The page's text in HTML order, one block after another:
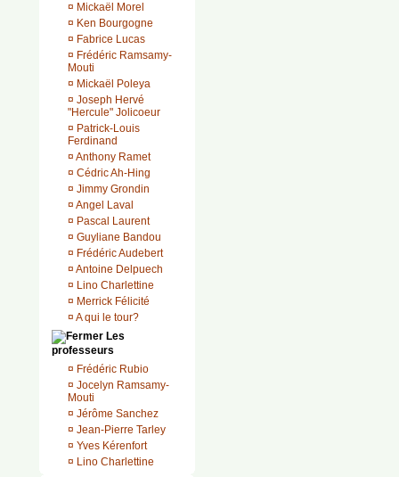
¤ Mickaël Morel
¤ Ken Bourgogne
¤ Fabrice Lucas
¤ Frédéric Ramsamy-
Mouti
¤ Mickaël Poleya
¤ Joseph Hervé
"Hercule" Jolicoeur
¤ Patrick-Louis
Ferdinand
¤ Anthony Ramet
¤ Cédric Ah-Hing
¤ Jimmy Grondin
¤ Angel Laval
¤ Pascal Laurent
¤ Guyliane Bandou
¤ Frédéric Audebert
¤ Antoine Delpuech
¤ Lino Charlettine
¤ Merrick Félicité
¤ A qui le tour?
Les
professeurs
¤ Frédéric Rubio
¤ Jocelyn Ramsamy-
Mouti
¤ Jérôme Sanchez
¤ Jean-Pierre Tarley
¤ Yves Kérenfort
¤ Lino Charlettine